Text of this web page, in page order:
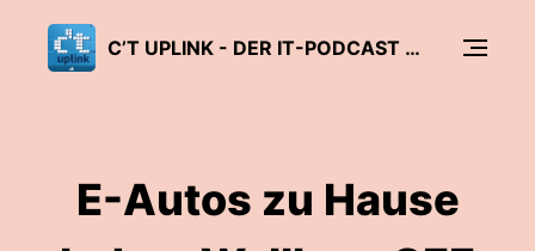
C’T UPLINK - DER IT-PODCAST AUS NERDISTAN
E-Autos zu Hause